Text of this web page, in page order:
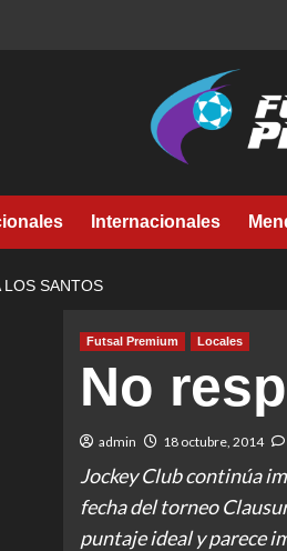
Internacionales
LOS SANTOS
Futsal Premium Locales
No
admin 18 octubre, 2014
Jockey Club continúa
fecha del torneo
puntaje ideal y parece